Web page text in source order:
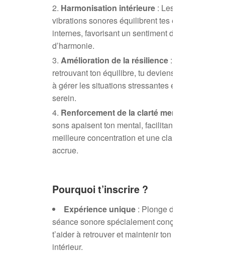
Harmonisation intérieure : Les
vibrations sonores équilibrent tes énergies
internes, favorisant un sentiment de paix et
d’harmonie.
Amélioration de la résilience : En
retrouvant ton équilibre, tu deviens plus apte
à gérer les situations stressantes et à rester
serein.
Renforcement de la clarté mentale
sons apaisent ton mental, facilitant une
meilleure concentration et une clarté d’esprit
accrue.
Pourquoi t’inscrire ?
Expérience unique : Plonge dans une
séance sonore spécialement conçue pour
t’aider à retrouver et maintenir ton équilibre
intérieur.